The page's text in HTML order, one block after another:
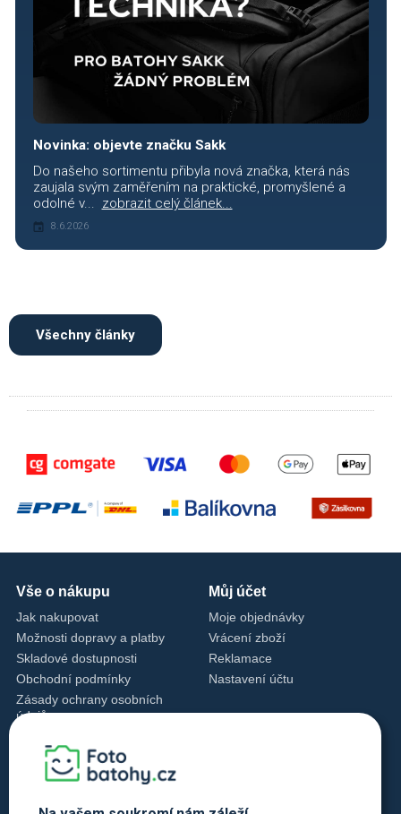
Novinka: objevte značku Sakk
Do našeho sortimentu přibyla nová značka, která nás
zaujala svým zaměřením na praktické, promyšlené a
odolné v... zobrazit celý článek...
8.6.2026
Všechny články
Vše o nákupu
Jak nakupovat
Možnosti dopravy a platby
Skladové dostupnosti
Obchodní podmínky
Zásady ochrany osobních
údajů
Zásady cookies
Můj účet
Moje objednávky
Vrácení zboží
Reklamace
Nastavení účtu
Kontakty
+420 720 762 432